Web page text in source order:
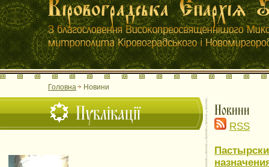
Головна Новини
Публікації Новини
RSS